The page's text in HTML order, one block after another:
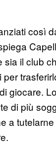
così
sia il club
giocare.
di più
a